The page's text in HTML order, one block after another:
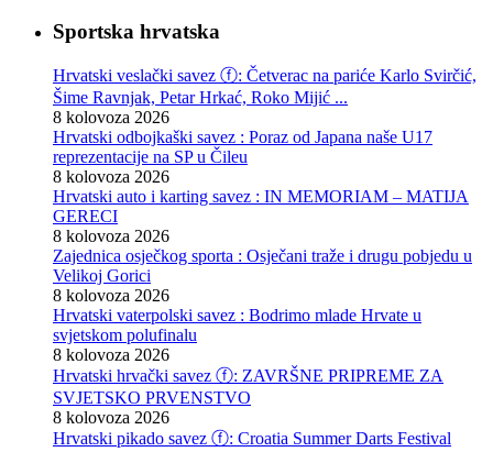
Sportska hrvatska
Hrvatski veslački savez ⓕ: Četverac na pariće Karlo Svirčić,
Šime Ravnjak, Petar Hrkać, Roko Mijić ...
8 kolovoza 2026
Hrvatski odbojkaški savez : Poraz od Japana naše U17
reprezentacije na SP u Čileu
8 kolovoza 2026
Hrvatski auto i karting savez : IN MEMORIAM – MATIJA
GERECI
8 kolovoza 2026
Zajednica osječkog sporta : Osječani traže i drugu pobjedu u
Velikoj Gorici
8 kolovoza 2026
Hrvatski vaterpolski savez : Bodrimo mlade Hrvate u
svjetskom polufinalu
8 kolovoza 2026
Hrvatski hrvački savez ⓕ: ZAVRŠNE PRIPREME ZA
SVJETSKO PRVENSTVO
8 kolovoza 2026
Hrvatski pikado savez ⓕ: Croatia Summer Darts Festival